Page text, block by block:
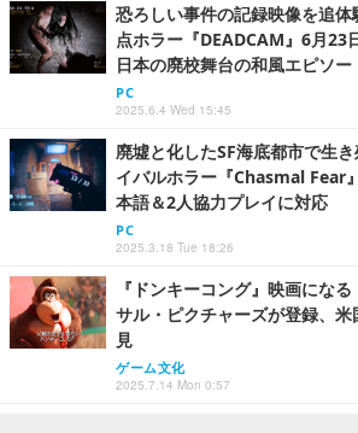
恐ろしい事件の記録映像を追
点ホラー『DEADCAM』6月23
日本の廃校舞台の和風エピソー
PC
2025.6.4 Wed 15:45
廃墟と化したSF海底都市で生
イバルホラー『Chasmal Fear
本語＆2人協力プレイに対応
PC
2025.3.18 Tue 18:26
『ドンキーコング』映画にな
サル・ピクチャーズが登録、
見
ゲーム文化
2025.7.14 Mon 0:57